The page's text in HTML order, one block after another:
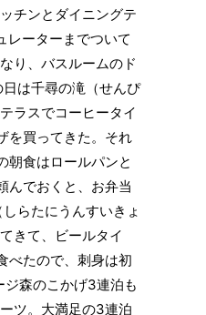
チンとダイニングテ
レーターまでついて
り、バスルームのド
は千尋の滝（せんぴ
ラスでコーヒータイ
を買ってきた。それ
朝食はロールパンと
んでおくと、お弁当
らたにうんすいきょ
きて、ビールタイ
べたので、刺身は初
森のこかげ3連泊も
ツ。大満足の3連泊